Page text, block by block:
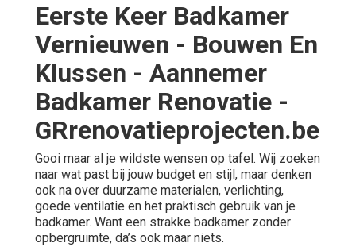
Eerste Keer Badkamer
Vernieuwen - Bouwen En
Klussen - Aannemer
Badkamer Renovatie -
GRrenovatieprojecten.be
Gooi maar al je wildste wensen op tafel. Wij zoeken
naar wat past bij jouw budget en stijl, maar denken
ook na over duurzame materialen, verlichting,
goede ventilatie en het praktisch gebruik van je
badkamer. Want een strakke badkamer zonder
opbergruimte, da’s ook maar niets.